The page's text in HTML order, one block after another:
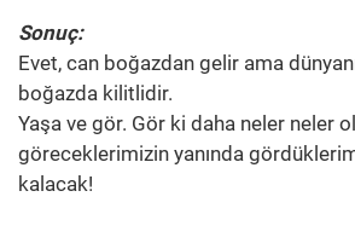
Sonuç:
Evet, can boğazdan gelir ama
boğazda kilitlidir.
Yaşa ve gör. Gör ki daha neler neler
göreceklerimizin yanında
kalacak!